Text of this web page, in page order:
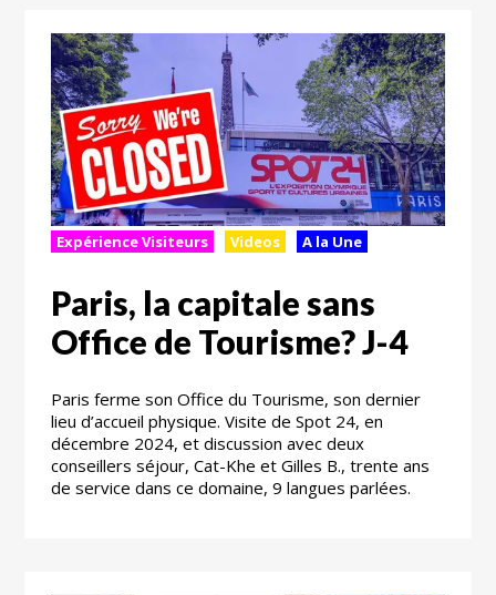
Expérience Visiteurs Videos A la Une
Paris, la capitale sans
Office de Tourisme? J-4
Paris ferme son Office du Tourisme, son dernier
lieu d’accueil physique. Visite de Spot 24, en
décembre 2024, et discussion avec deux
conseillers séjour, Cat-Khe et Gilles B., trente ans
de service dans ce domaine, 9 langues parlées.